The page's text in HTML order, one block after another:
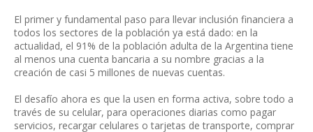
El primer y fundamental paso para llevar inclusión financiera a
todos los sectores de la población ya está dado: en la
actualidad, el 91% de la población adulta de la Argentina tiene
al menos una cuenta bancaria a su nombre gracias a la
creación de casi 5 millones de nuevas cuentas.
El desafío ahora es que la usen en forma activa, sobre todo a
través de su celular, para operaciones diarias como pagar
servicios, recargar celulares o tarjetas de transporte, comprar